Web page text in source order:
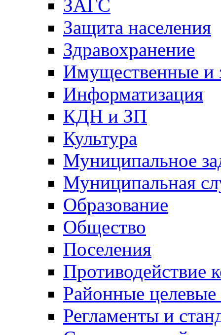
ЗАГС
Защита населения
Здравохранение
Имущественные и
Информатизация
КДН и ЗП
Культура
Муниципальное
Муниципальная
Образование
Общество
Поселения
Противодействие
Районные
Регламенты и